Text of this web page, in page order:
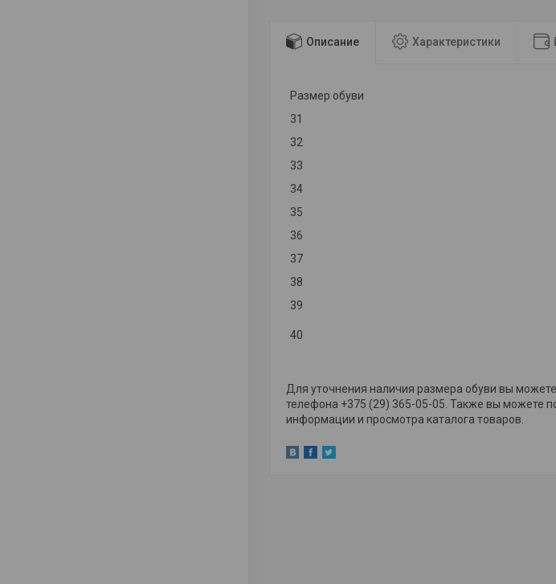
Описание Характеристики
Размер обуви
31
32
33
34
35
36
37
38
39
40
Для уточнения наличия размера обуви вы
телефона +375 (29) 365-05-05. Также вы можете
информации и просмотра каталога товаров.